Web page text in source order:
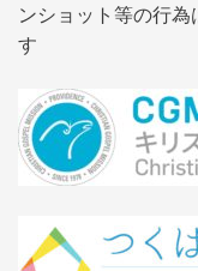
ンショット等の行
す